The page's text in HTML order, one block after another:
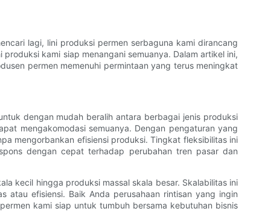
lagi, lini produksi permen serbaguna kami dirancang
kami siap menangani semuanya. Dalam artikel ini,
permen memenuhi permintaan yang terus meningkat
dengan mudah beralih antara berbagai jenis produksi
mengakomodasi semuanya. Dengan pengaturan yang
mengorbankan efisiensi produksi. Tingkat fleksibilitas ini
dengan cepat terhadap perubahan tren pasar dan
kecil hingga produksi massal skala besar. Skalabilitas ini
atau efisiensi. Baik Anda perusahaan rintisan yang ingin
kami siap untuk tumbuh bersama kebutuhan bisnis